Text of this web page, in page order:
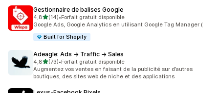
Gestionnaire de balises Google
4,8étoile(s) sur 5
(14)
14 avis au total
•Forfait gratuit disponible
Google Ads, Google Analytics en utilisant Google Tag Manager (
Built for Shopify
Adeagle: Ads → Traffic → Sales
4,8étoile(s) sur 5
(73)
73 avis au total
•Forfait gratuit disponible
Augmentez vos ventes en faisant de la publicité sur d’autres
boutiques, des sites web de niche et des applications